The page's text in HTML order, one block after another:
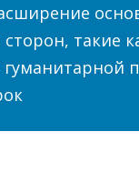
такие
гуманитарной